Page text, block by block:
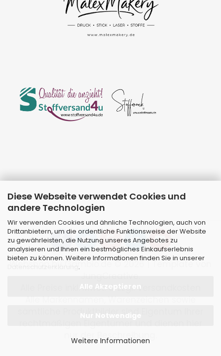
Diese Webseite verwendet Cookies und
andere Technologien
Wir verwenden Cookies und ähnliche Technologien, auch von
Drittanbietern, um die ordentliche Funktionsweise der Website
zu gewährleisten, die Nutzung unseres Angebotes zu
analysieren und Ihnen ein bestmögliches Einkaufserlebnis
bieten zu können. Weitere Informationen finden Sie in unserer
.
Alle Akzeptieren
Nur Notwendige
Weitere Informationen
Webshopby Gambio.de © 2026 | Template von
Alle Preise inkl. MwSt. & zzgl. Versandkosten
sämtliche Produktbilder sind Eigentum Ihrer
nur der Beschreibung.